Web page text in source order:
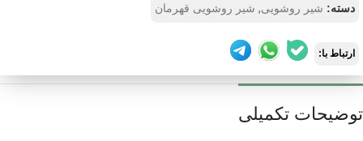
دسته: شیر روشویی, شیر روشویی قهرمان
ارتباط با:
توضیحات تکمیلی